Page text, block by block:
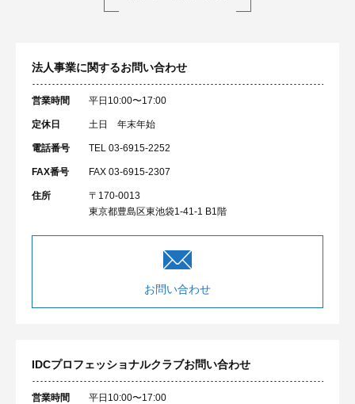
法人事業に関するお問い合わせ
営業時間 平日10:00〜17:00
定休日 土日 年末年始
電話番号 TEL 03-6915-2252
FAX番号 FAX 03-6915-2307
住所
〒170-0013
東京都豊島区東池袋1-41-1 B1階
お問い合わせ
IDCプロフェッショナルクラブお問い合わせ
営業時間 平日10:00〜17:00